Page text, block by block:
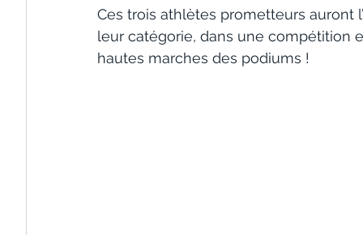
Ces trois athlètes prometteurs auront
leur catégorie, dans une compétition
hautes marches des podiums !